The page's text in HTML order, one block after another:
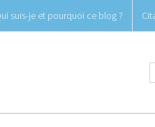
suis-je et pourquoi ce blog ?